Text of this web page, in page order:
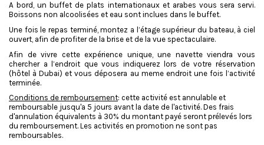
A bord, un buffet de plats internationaux et arabes vous sera servi.
Boissons non alcoolisées et eau sont inclues dans le buffet.
Une fois le repas terminé, montez a l’étage supérieur du bateau, à ciel
ouvert, afin de profiter de la brise et de la vue spectaculaire.
Afin de vivre cette expérience unique, une navette viendra vous
chercher a l’endroit que vous indiquerez lors de votre réservation
(hôtel à Dubai) et vous déposera au meme endroit une fois l’activité
terminée.
Conditions de remboursement: cette activité est annulable et
remboursable jusqu'a 5 jours avant la date de l'activité. Des frais
d'annulation équivalents à 30% du montant payé seront prélevés lors
du remboursement. Les activités en promotion ne sont pas
remboursables.